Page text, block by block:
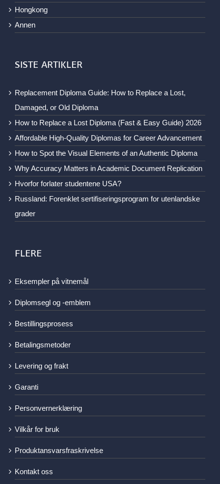
Hongkong
Annen
SISTE ARTIKLER
Replacement Diploma Guide: How to Replace a Lost,
Damaged, or Old Diploma
How to Replace a Lost Diploma (Fast & Easy Guide) 2026
Affordable High-Quality Diplomas for Career Advancement
How to Spot the Visual Elements of an Authentic Diploma
Why Accuracy Matters in Academic Document Replication
Hvorfor forlater studentene USA?
Russland: Forenklet sertifiseringsprogram for utenlandske
grader
FLERE
Eksempler på vitnemål
Diplomsegl og -emblem
Bestillingsprosess
Betalingsmetoder
Levering og frakt
Garanti
Personvernerklæring
Vilkår for bruk
Produktansvarsfraskrivelse
Kontakt oss